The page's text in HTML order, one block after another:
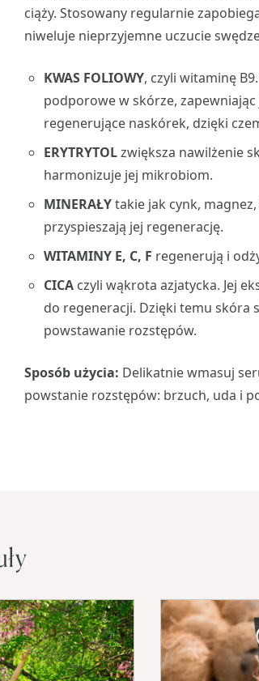
ciąży. Stosowany regularnie
niweluje nieprzyjemne uczucie
KWAS FOLIOWY, czyli witaminę
podporowe w skórze, zapewniając
regenerujące naskórek, dzięki
ERYTRYTOLzwiększa nawilżenie
harmonizuje jej mikrobiom.
MINERAŁYtakie jak cynk,
przyspieszają jej regenerację.
WITAMINY E, C, F regenerują i
CICA czyli wąkrota azjatycka. Jej
do regeneracji. Dzięki temu skóra
powstawanie rozstępów.
Sposób użycia: Delikatnie wmasuj
powstanie rozstępów: brzuch, uda i